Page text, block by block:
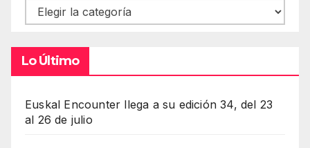
Contenidos
Lo Último
Euskal Encounter llega a su edición 34, del 23
al 26 de julio